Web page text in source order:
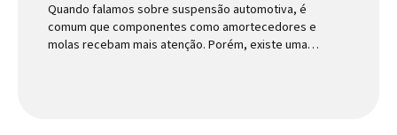
Quando falamos sobre suspensão automotiva, é
comum que componentes como amortecedores e
molas recebam mais atenção. Porém, existe uma